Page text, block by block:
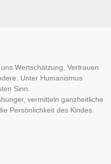
Wertschätzung, Vertrauen
Unter Humanismus
Sinn.
vermitteln ganzheitliche
Persönlichkeit des Kindes.